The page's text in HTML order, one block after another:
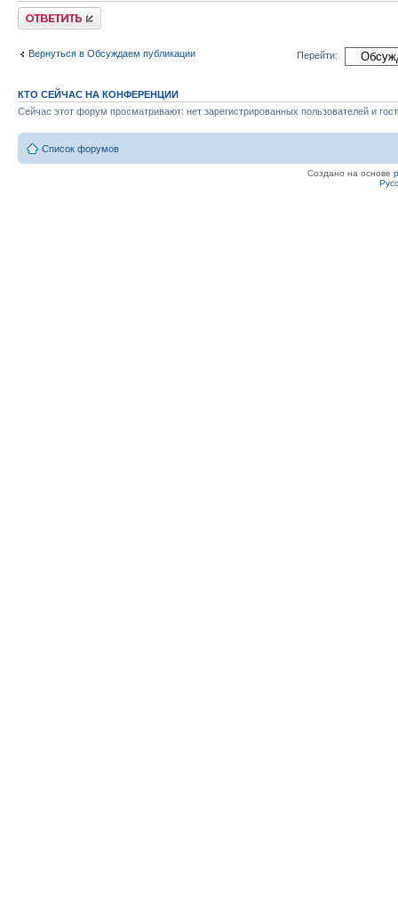
Ответить
Вернуться в Обсуждаем публикации Перейти:
КТО СЕЙЧАС НА КОНФЕРЕНЦИИ
Сейчас этот форум просматривают: нет зарегистрированных пользователей и
Список форумов
Создано на основе